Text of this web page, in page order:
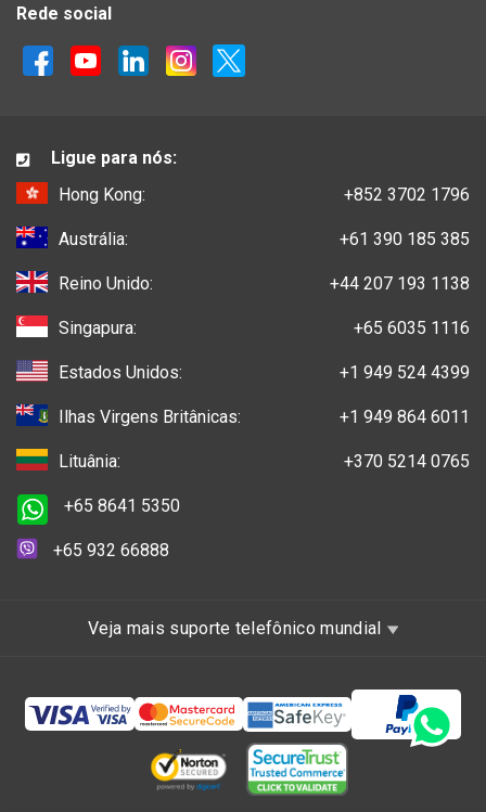
Rede social
Ligue para nós:
Hong Kong:
+852 3702 1796
Austrália: +61 390 185 385
Reino Unido: +44 207 193 1138
Singapura: +65 6035 1116
Estados Unidos: +1 949 524 4399
Ilhas Virgens Britânicas: +1 949 864 6011
Lituânia: +370 5214 0765
+65 8641 5350
+65 932 66888
Veja mais suporte telefônico mundial